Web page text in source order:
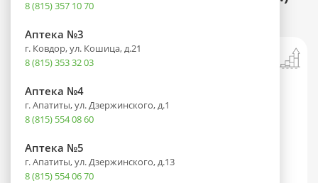
8 (815) 357 10 70
Аптека №3
г. Ковдор, ул. Кошица, д.21
8 (815) 353 32 03
Аптека №4
г. Апатиты, ул. Дзержинского, д.1
8 (815) 554 08 60
Аптека №5
г. Апатиты, ул. Дзержинского, д.13
8 (815) 554 06 70
30г